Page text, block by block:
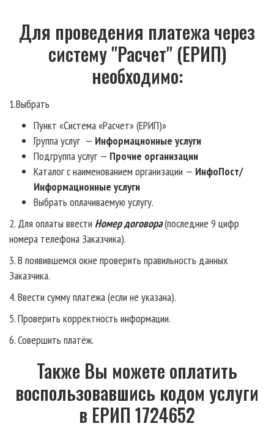
Для проведения платежа через
систему "Расчет" (ЕРИП)
необходимо:
1.Выбрать
Пункт «Система «Расчет» (ЕРИП)»
Группа услуг — Информационные услуги
Подгруппа услуг — Прочие организации
Каталог с наименованием организации — ИнфоПост/
Информационные услуги
Выбрать оплачиваемую услугу.
2. Для оплаты ввести Номер договора(последние 9 цифр
номера телефона Заказчика).
3. В появившемся окне проверить правильность данных
Заказчика.
4. Ввести сумму платежа (если не указана).
5. Проверить корректность информации.
6. Совершить платёж.
Также Вы можете оплатить
воспользовавшись кодом услуги
в ЕРИП 1724652